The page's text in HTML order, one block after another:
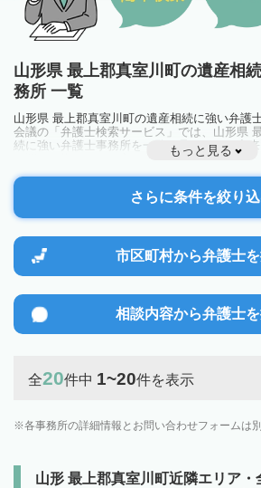
山形県 最上郡真室川町の遺産相
務所 一覧
山形県 最上郡真室川町の遺産相続に強い弁護
会議の「弁護士検索サービス」では、山形県
続に強い弁護士事務所を一覧で見ることが出
お悩みを抱えている方は一度近隣の弁護士に
もっと見る
さらに条件を絞り
市区町村から弁護士
相談内容から弁護士
全20件中 1~20件を表示
各事務所の詳細情報とお問い合わせフォームは
山形 最上郡真室川町近隣エリア